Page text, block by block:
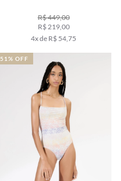
R$ 449,00
R$ 219,00
4x de R$ 54,75
51% OFF